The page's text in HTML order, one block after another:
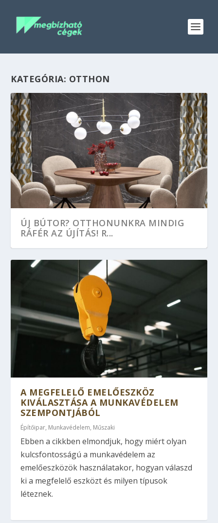
KATEGÓRIA: OTTHON
ÚJ BÚTOR? OTTHONUNKRA MINDIG
RÁFÉR AZ ÚJÍTÁS! R...
A MEGFELELŐ EMELŐESZKÖZ
KIVÁLASZTÁSA A MUNKAVÉDELEM
SZEMPONTJÁBÓL
Építőipar, Munkavédelem, Műszaki
Ebben a cikkben elmondjuk, hogy miért olyan
kulcsfontosságú a munkavédelem az
emelőeszközök használatakor, hogyan válaszd
ki a megfelelő eszközt és milyen típusok
léteznek.